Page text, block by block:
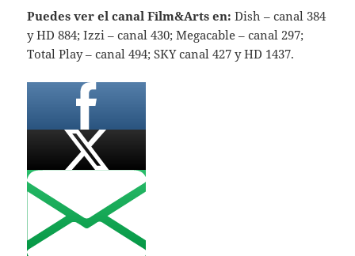
Puedes ver el canal Film&Arts en:Dish – canal 384
y HD 884; Izzi – canal 430; Megacable – canal 297;
Total Play – canal 494; SKY canal 427 y HD 1437.